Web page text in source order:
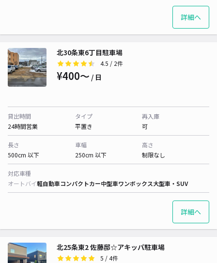
詳細へ
北30条東6丁目駐車場
4.5 / 2件
¥400〜 / 日
貸出時間
24時間営業
タイプ
平置き
再入庫
可
長さ
500cm 以下
車幅
250cm 以下
高さ
制限なし
対応車種
オートバイ軽自動車コンパクトカー中型車ワンボックス大型車・SUV
詳細へ
北25条東2 佐藤邸☆アキッパ駐車場
5 / 4件